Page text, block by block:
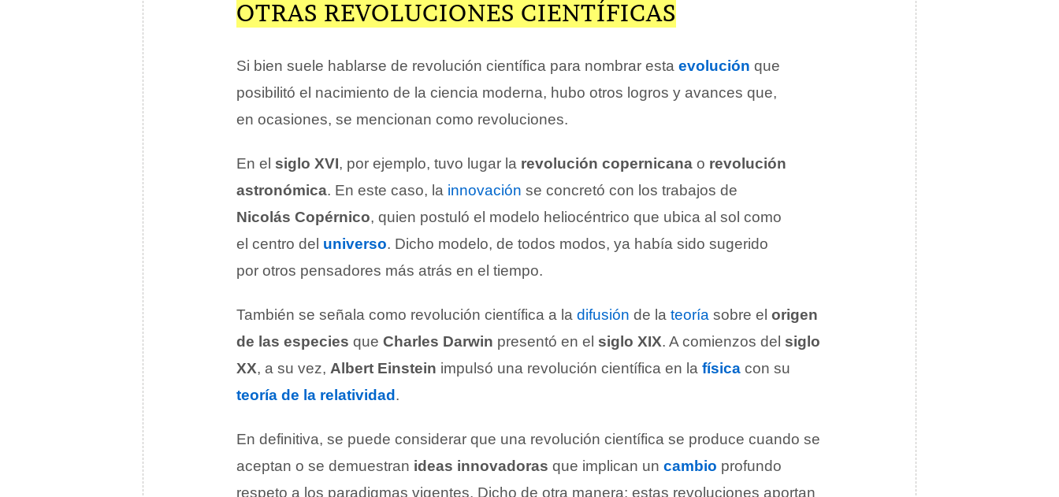
OTRAS REVOLUCIONES CIENTÍFICAS
Si bien suele hablarse de revolución científica para nombrar esta evolución que
posibilitó el nacimiento de la ciencia moderna, hubo otros logros y avances que,
en ocasiones, se mencionan como revoluciones.
En el siglo XVI, por ejemplo, tuvo lugar la revolución copernicana o revolución
astronómica. En este caso, la innovación se concretó con los trabajos de
Nicolás Copérnico, quien postuló el modelo heliocéntrico que ubica al sol como
el centro del universo. Dicho modelo, de todos modos, ya había sido sugerido
por otros pensadores más atrás en el tiempo.
También se señala como revolución científica a la difusión de la teoría sobre el origen
de las especies que Charles Darwin presentó en el siglo XIX. A comienzos del siglo
XX, a su vez, Albert Einstein impulsó una revolución científica en la física con su
teoría de la relatividad .
En definitiva, se puede considerar que una revolución científica se produce cuando se
aceptan o se demuestran ideas innovadoras que implican un cambio profundo
respeto a los paradigmas vigentes. Dicho de otra manera: estas revoluciones aportan